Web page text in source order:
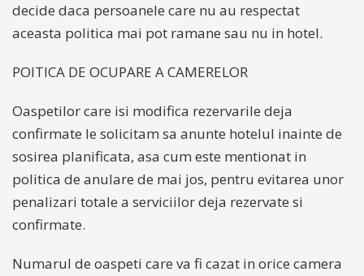
decide daca persoanele care nu au respectat
aceasta politica mai pot ramane sau nu in hotel.
POITICA DE OCUPARE A CAMERELOR
Oaspetilor care isi modifica rezervarile deja
confirmate le solicitam sa anunte hotelul inainte de
sosirea planificata, asa cum este mentionat in
politica de anulare de mai jos, pentru evitarea unor
penalizari totale a serviciilor deja rezervate si
confirmate.
Numarul de oaspeti care va fi cazat in orice camera